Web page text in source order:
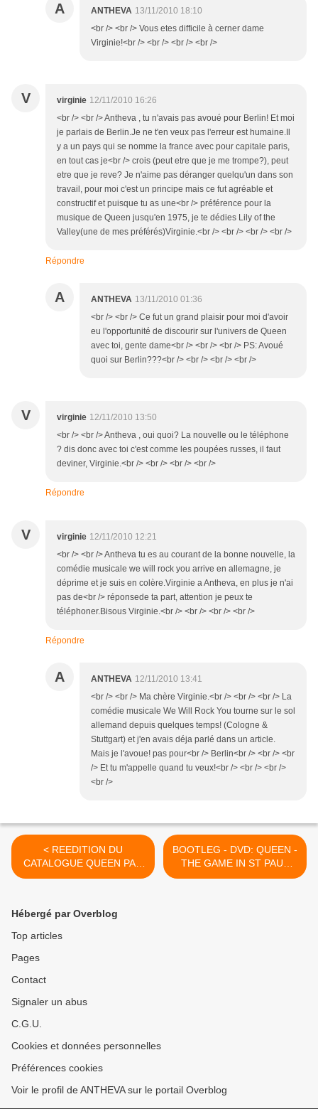
A ANTHEVA 13/11/2010 18:10
<br /> <br /> Vous etes difficile à cerner dame
Virginie!<br /> <br /> <br /> <br />
V virginie 12/11/2010 16:26
<br /> <br /> Antheva , tu n'avais pas avoué pour Berlin! Et moi
je parlais de Berlin.Je ne t'en veux pas l'erreur est humaine.Il
y a un pays qui se nomme la france avec pour capitale paris,
en tout cas je<br /> crois (peut etre que je me trompe?), peut
etre que je reve? Je n'aime pas déranger quelqu'un dans son
travail, pour moi c'est un principe mais ce fut agréable et
constructif et puisque tu as une<br /> préférence pour la
musique de Queen jusqu'en 1975, je te dédies Lily of the
Valley(une de mes préférés)Virginie.<br /> <br /> <br /> <br />
Répondre
A ANTHEVA 13/11/2010 01:36
<br /> <br /> Ce fut un grand plaisir pour moi d'avoir
eu l'opportunité de discourir sur l'univers de Queen
avec toi, gente dame<br /> <br /> <br /> PS: Avoué
quoi sur Berlin???<br /> <br /> <br /> <br />
V virginie 12/11/2010 13:50
<br /> <br /> Antheva , oui quoi? La nouvelle ou le téléphone
? dis donc avec toi c'est comme les poupées russes, il faut
deviner, Virginie.<br /> <br /> <br /> <br />
Répondre
V virginie 12/11/2010 12:21
<br /> <br /> Antheva tu es au courant de la bonne nouvelle, la
comédie musicale we will rock you arrive en allemagne, je
déprime et je suis en colère.Virginie a Antheva, en plus je n'ai
pas de<br /> réponsede ta part, attention je peux te
téléphoner.Bisous Virginie.<br /> <br /> <br /> <br />
Répondre
A ANTHEVA 12/11/2010 13:41
<br /> <br /> Ma chère Virginie.<br /> <br /> <br /> La
comédie musicale We Will Rock You tourne sur le sol
allemand depuis quelques temps! (Cologne &
Stuttgart) et j'en avais déja parlé dans un article.
Mais je l'avoue! pas pour<br /> Berlin<br /> <br /> <br
/> Et tu m'appelle quand tu veux!<br /> <br /> <br />
<br />
< REEDITION DU
CATALOGUE QUEEN PAR
UNIVERSAL EN 2011
BOOTLEG - DVD: QUEEN -
THE GAME IN ST PAUL
(USA-1980) >
Hébergé par Overblog
Top articles
Pages
Contact
Signaler un abus
C.G.U.
Cookies et données personnelles
Préférences cookies
Voir le profil de ANTHEVA sur le portail Overblog